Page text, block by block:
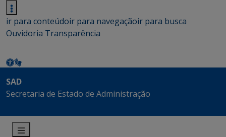
ir para conteúdoir para navegaçãoir para busca
Ouvidoria Transparência
SAD
Secretaria de Estado de Administração